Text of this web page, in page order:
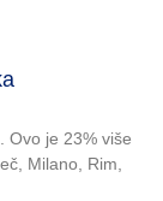
Ovo je 23% više
Milano, Rim,